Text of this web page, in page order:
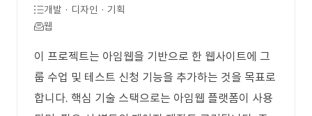
개발 · 디자인 · 기획
웹
이 프로젝트는 아임웹을 기반으로 한 웹사이트에 그
룹 수업 및 테스트 신청 기능을 추가하는 것을 목표로
합니다. 핵심 기술 스택으로는 아임웹 플랫폼이 사용